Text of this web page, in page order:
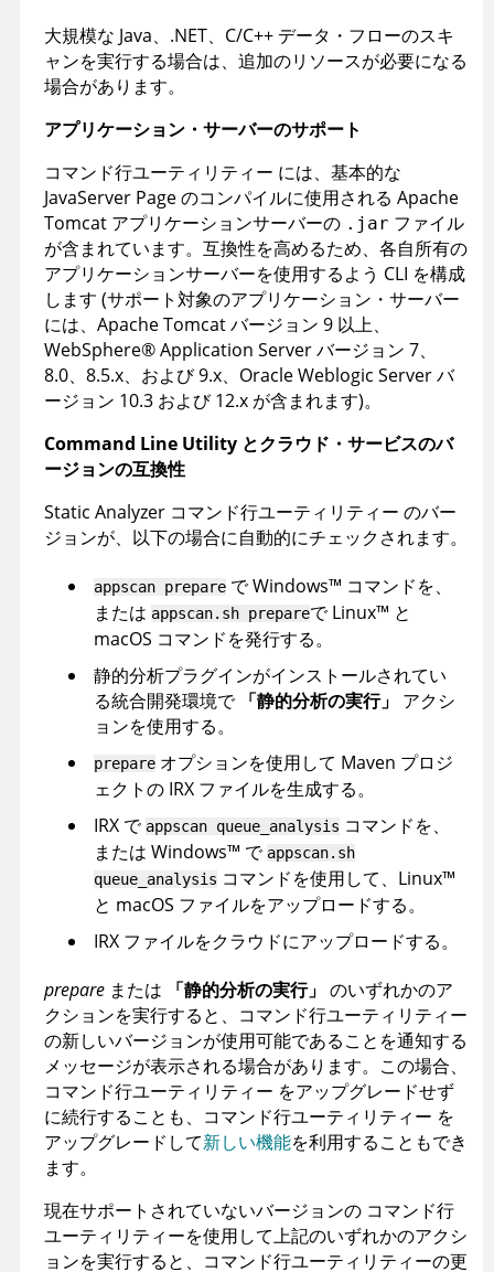
大規模な Java、.NET、C/C++ データ・フローのスキ
ャンを実行する場合は、追加のリソースが必要になる
場合があります。
アプリケーション・サーバーのサポート
コマンド行ユーティリティー には、基本的な
JavaServer Page のコンパイルに使用される Apache
Tomcat アプリケーションサーバーの .jar ファイル
が含まれています。互換性を高めるため、各自所有の
アプリケーションサーバーを使用するよう CLI を構成
します (サポート対象のアプリケーション・サーバー
には、Apache Tomcat バージョン 9 以上、
WebSphere®Application Server バージョン 7、
8.0、8.5.x、および 9.x、Oracle Weblogic Server バ
ージョン 10.3 および 12.x が含まれます)。
Command Line Utility とクラウド・サービスのバ
ージョンの互換性
Static Analyzer コマンド行ユーティリティー のバー
ジョンが、以下の場合に自動的にチェックされます。
appscan prepare でWindows™ コマンドを、
または appscan.sh prepareでLinux™ と
macOS コマンドを発行する。
静的分析プラグインがインストールされてい
る統合開発環境で 「静的分析の実行」 アクシ
ョンを使用する。
prepare オプションを使用して Maven プロジ
ェクトの IRX ファイルを生成する。
IRX で appscan queue_analysis コマンドを、
または Windows™ で appscan.sh
queue_analysis コマンドを使用して、 Linux™
と macOS ファイルをアップロードする。
IRX ファイルをクラウドにアップロードする。
prepare または 「静的分析の実行」 のいずれかのア
クションを実行すると、 コマンド行ユーティリティー
の新しいバージョンが使用可能であることを通知する
メッセージが表示される場合があります。この場合、
コマンド行ユーティリティー をアップグレードせず
に続行することも、 コマンド行ユーティリティー を
アップグレードして新しい機能を利用することもでき
ます。
現在サポートされていないバージョンの コマンド行
ユーティリティーを使用して上記のいずれかのアクシ
ョンを実行すると、 コマンド行ユーティリティーの更